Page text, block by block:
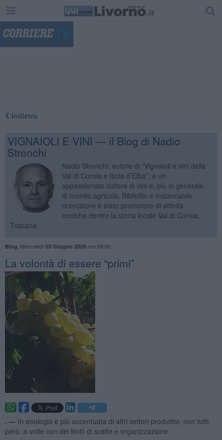
Indietro
VIGNAIOLI E VINI — il Blog di Nadio
Stronchi
Nadio Stronchi, autore di “Vignaioli e vini della
Val di Cornia e Isola d’Elba”, è un
appassionato cultore di vini e, più in generale,
di mondo agricolo. Bibliofilo e instancabile
ricercatore è stato promotore di attività
enoiche dentro la storia locale Val di Cornia,
Toscana
Blog Mercoledì 03 Giugno 2026ore 08:00
​La volontà di essere “primi”
. — In enologia è più accentuata di altri settori produttivi, non tutti,
però: a volte con dei limiti di scelte e organizzazione.